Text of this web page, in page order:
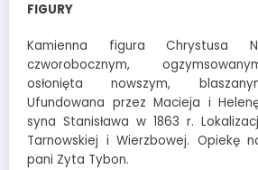
FIGURY
Kamienna figura Chrystusa
czworobocznym,
osłonięta nowszym,
Ufundowana przez Macieja i
syna Stanisława w 1863 r.
Tarnowskiej i Wierzbowej. Opiekę
pani Zyta Tybon.